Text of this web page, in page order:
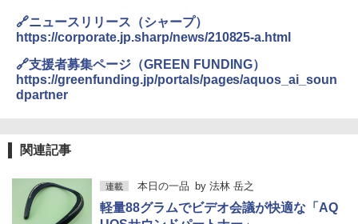
🔗ニュースリリース（シャープ）
https://corporate.jp.sharp/news/210825-a.html
🔗支援者募集ページ（GREEN FUNDING）
https://greenfunding.jp/portals/pages/aquos_ai_soun
dpartner
関連記事
連載 本日の一品 by 法林 岳之
軽量88グラムでビデオ会議が快適な「AQ